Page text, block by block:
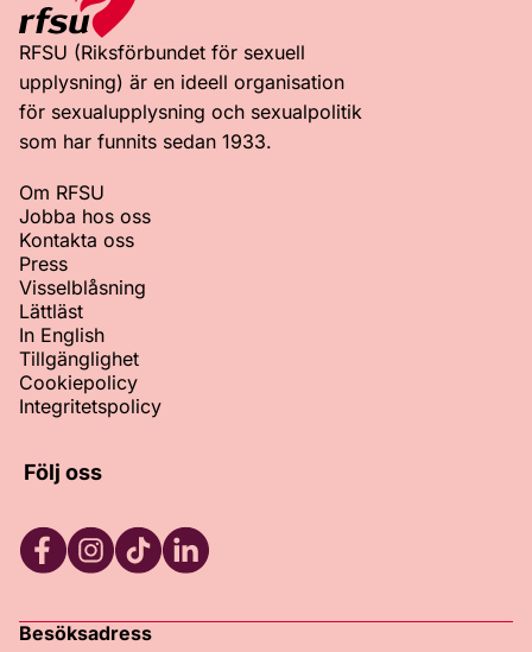
RFSU (Riksförbundet för sexuell
upplysning) är en ideell organisation
för sexualupplysning och sexualpolitik
som har funnits sedan 1933.
Om RFSU
Jobba hos oss
Kontakta oss
Press
Visselblåsning
Lättläst
In English
Tillgänglighet
Cookiepolicy
Integritetspolicy
Följ oss
Besöksadress